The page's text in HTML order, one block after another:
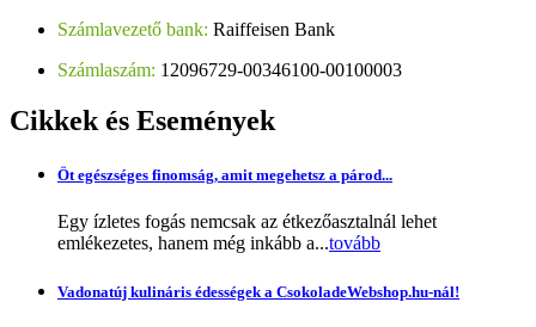
Számlavezető bank: Raiffeisen Bank
Számlaszám: 12096729-00346100-00100003
Cikkek és Események
Öt egészséges finomság, amit megehetsz a párod...
Egy ízletes fogás nemcsak az étkezőasztalnál lehet
emlékezetes, hanem még inkább a...tovább
Vadonatúj kulináris édességek a CsokoladeWebshop.hu-nál!